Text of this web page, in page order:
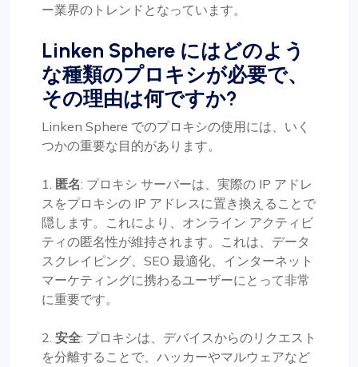
ー業界のトレンドとなっています。
Linken Sphere にはどのよう
な種類のプロキシが必要で、
その理由は何ですか?
Linken Sphere でのプロキシの使用には、いく
つかの重要な目的があります。
1. 匿名: プロキシ サーバーは、実際の IP アドレ
スをプロキシの IP アドレスに置き換えることで
隠します。これにより、オンライン アクティビ
ティの匿名性が維持されます。これは、データ
スクレイピング、SEO 最適化、インターネット
マーケティングに携わるユーザーにとって非常
に重要です。
2. 安全: プロキシは、デバイスからのリクエスト
を分離することで、ハッカーやマルウェアなど